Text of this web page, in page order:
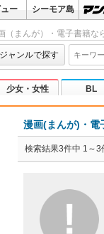
ー シーモア島
（まんが）・電子書籍な
ジャンルで探す
少女・女性 BL
漫画(まんが)・電
検索結果3件中 1～3